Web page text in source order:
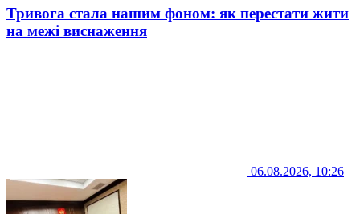
Тривога стала нашим фоном: як перестати жити
на межі виснаження
06.08.2026, 10:26